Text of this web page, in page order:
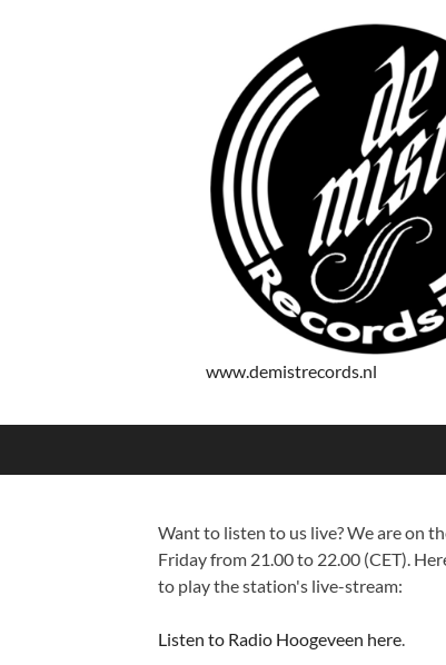
www.demistrecords.nl
Want to listen to us live? We are on
Friday from 21.00 to 22.00 (CET).
to play the station's live-stream:
Listen to Radio Hoogeveen here.